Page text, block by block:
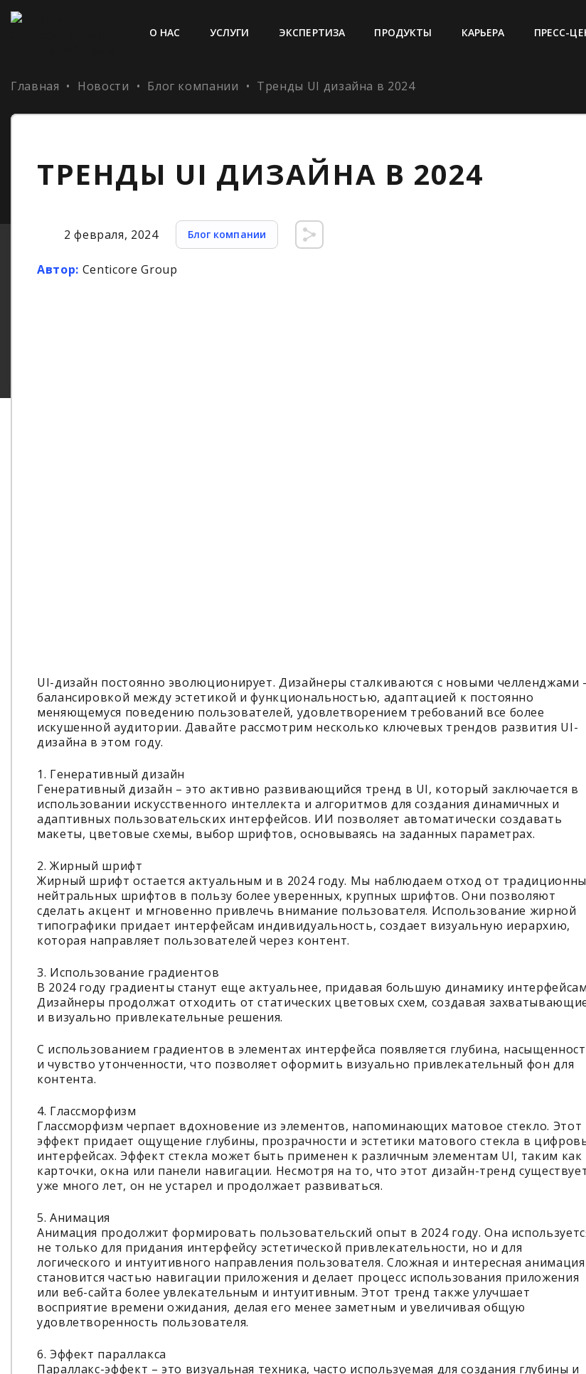
О НАС УСЛУГИ ЭКСПЕРТИЗА ПРОДУКТЫ КАРЬЕРА ПРЕСС-
Главная • Новости • Блог компании • Тренды UI дизайна в 2024
ТРЕНДЫ UI ДИЗАЙНА В 2024
2 февраля, 2024 Блог компании
Автор: Centicore Group
UI-дизайн постоянно эволюционирует. Дизайнеры сталкиваются с новыми челленджами
балансировкой между эстетикой и функциональностью, адаптацией к постоянно
меняющемуся поведению пользователей, удовлетворением требований все более
искушенной аудитории. Давайте рассмотрим несколько ключевых трендов развития UI-
дизайна в этом году.
1. Генеративный дизайн
Генеративный дизайн – это активно развивающийся тренд в UI, который заключается в
использовании искусственного интеллекта и алгоритмов для создания динамичных и
адаптивных пользовательских интерфейсов. ИИ позволяет автоматически создавать
макеты, цветовые схемы, выбор шрифтов, основываясь на заданных параметрах.
2. Жирный шрифт
Жирный шрифт остается актуальным и в 2024 году. Мы наблюдаем отход от
нейтральных шрифтов в пользу более уверенных, крупных шрифтов. Они позволяют
сделать акцент и мгновенно привлечь внимание пользователя. Использование жирной
типографики придает интерфейсам индивидуальность, создает визуальную иерархию,
которая направляет пользователей через контент.
3. Использование градиентов
В 2024 году градиенты станут еще актуальнее, придавая большую динамику
Дизайнеры продолжат отходить от статических цветовых схем, создавая
и визуально привлекательные решения.
С использованием градиентов в элементах интерфейса появляется глубина,
и чувство утонченности, что позволяет оформить визуально привлекательный фон для
контента.
4. Глассморфизм
Глассморфизм черпает вдохновение из элементов, напоминающих матовое стекло. Этот
эффект придает ощущение глубины, прозрачности и эстетики матового стекла в
интерфейсах. Эффект стекла может быть применен к различным элементам UI, таким как
карточки, окна или панели навигации. Несмотря на то, что этот дизайн-тренд
уже много лет, он не устарел и продолжает развиваться.
5. Анимация
Анимация продолжит формировать пользовательский опыт в 2024 году. Она
не только для придания интерфейсу эстетической привлекательности, но и для
логического и интуитивного направления пользователя. Сложная и интересная анимация
становится частью навигации приложения и делает процесс использования приложения
или веб-сайта более увлекательным и интуитивным. Этот тренд также улучшает
восприятие времени ожидания, делая его менее заметным и увеличивая общую
удовлетворенность пользователя.
6. Эффект параллакса
Параллакс-эффект – это визуальная техника, часто используемая для создания глубины и